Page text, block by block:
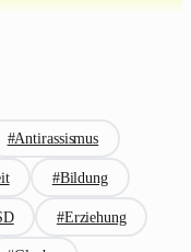
#Antirassismus
#Bildung
#Erziehung